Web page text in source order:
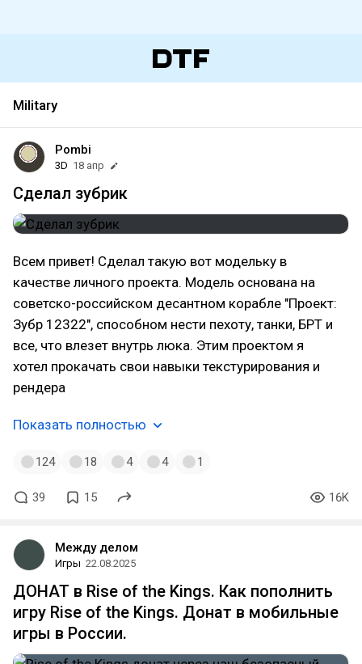
Military
Pombi
3D 18 апр
Сделал зубрик
Всем привет! Сделал такую вот модельку в
качестве личного проекта. Модель основана на
советско-российском десантном корабле "Проект:
Зубр 12322", способном нести пехоту, танки, БРТ и
все, что влезет внутрь люка. Этим проектом я
хотел прокачать свои навыки текстурирования и
рендера
Показать полностью
124 18 4 4 1
39 15 16K
Между делом
Игры 22.08.2025
ДОНАТ в Rise of the Kings. Как пополнить
игру Rise of the Kings. Донат в мобильные
игры в России.